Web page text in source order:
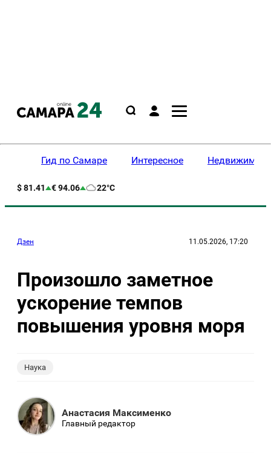
Гид по Самаре Интересное
$ 81.41 € 94.06 22°C
Дзен 11.05.2026, 17:20
Произошло заметное
ускорение темпов
повышения уровня моря
Наука
Анастасия Максименко
Главный редактор